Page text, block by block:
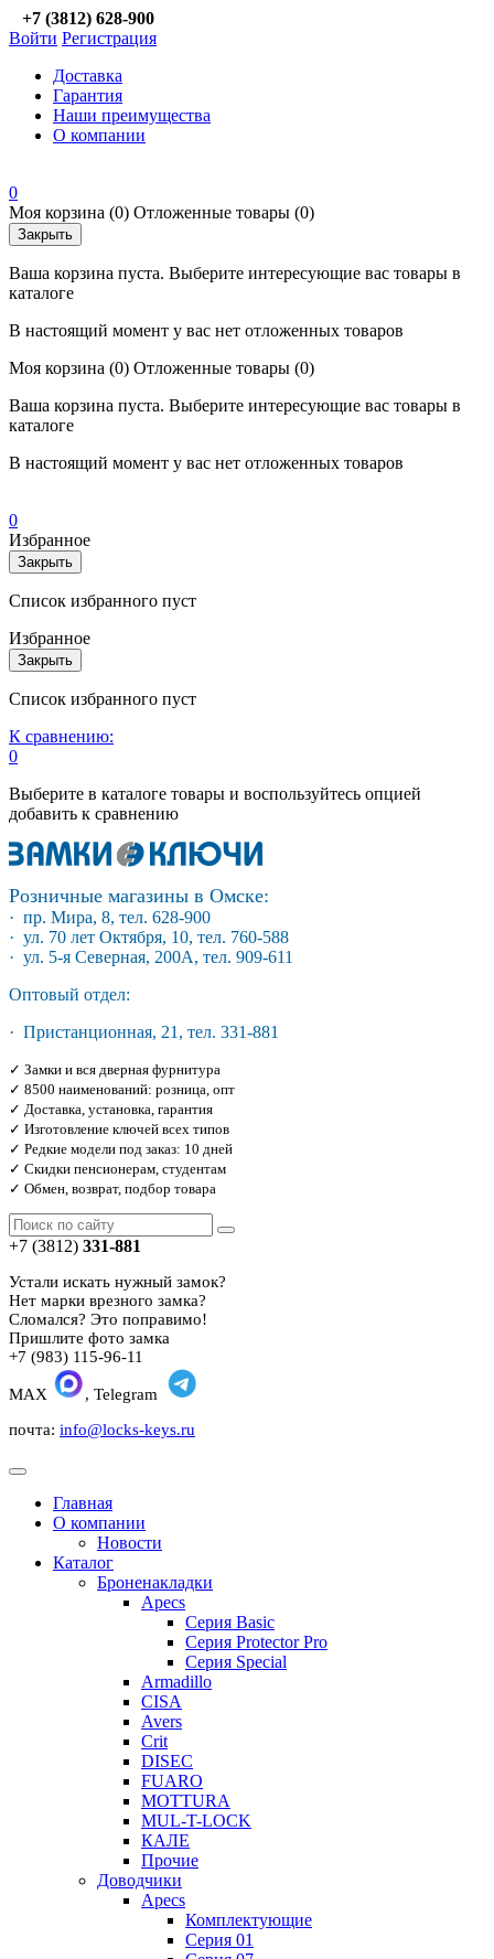
+7 (3812) 628-900
Войти Регистрация
Доставка
Гарантия
Наши преимущества
О компании
0
Моя корзина (0) Отложенные товары (0)
Закрыть
Ваша корзина пуста. Выберите интересующие вас товары в
каталоге
В настоящий момент у вас нет отложенных товаров
Моя корзина (0) Отложенные товары (0)
Ваша корзина пуста. Выберите интересующие вас товары в
каталоге
В настоящий момент у вас нет отложенных товаров
0
Избранное
Закрыть
Список избранного пуст
Избранное
Закрыть
Список избранного пуст
К сравнению:
0
Выберите в каталоге товары и воспользуйтесь опцией
добавить к сравнению
Розничные магазины в Омске:
· пр. Мира, 8, тел. 628-900
· ул. 70 лет Октября, 10, тел. 760-588
· ул. 5-я Северная, 200А, тел. 909-611
Оптовый отдел:
· Пристанционная, 21, тел. 331-881
✓ Замки и вся дверная фурнитура
✓ 8500 наименований: розница, опт
✓ Доставка, установка, гарантия
✓ Изготовление ключей всех типов
✓ Редкие модели под заказ: 10 дней
✓ Скидки пенсионерам, студентам
✓ Обмен, возврат, подбор товара
+7 (3812) 331-881
Устали искать нужный замок?
Нет марки врезного замка?
Сломался? Это поправимо!
Пришлите фото замка
+7 (983) 115-96-11
MAX
, Telegram
почта: info@locks-keys.ru
Главная
О компании
Новости
Каталог
Броненакладки
Apecs
Серия Basic
Серия Protector Pro
Серия Special
Armadillo
CISA
Avers
Crit
DISEC
FUARO
MOTTURA
MUL-T-LOCK
КАЛЕ
Прочие
Доводчики
Apecs
Комплектующие
Серия 01